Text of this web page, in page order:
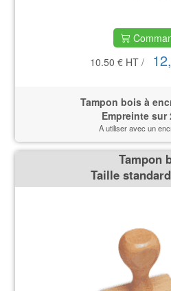
10.50 € HT /
Tampon bois à
Empreinte sur
A utiliser avec un
Tampon
Taille